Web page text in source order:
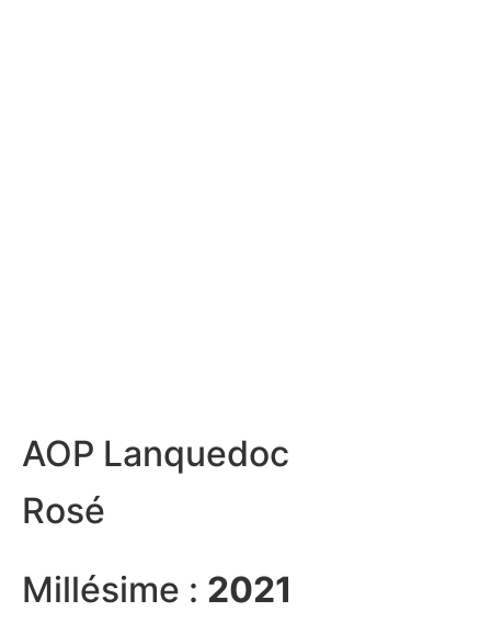
AOP Lanquedoc
Rosé
Millésime : 2021